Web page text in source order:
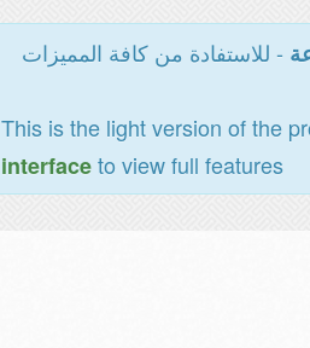
- للاستفادة من كافة المميزات
This is the light version of the
interfaceto view full features